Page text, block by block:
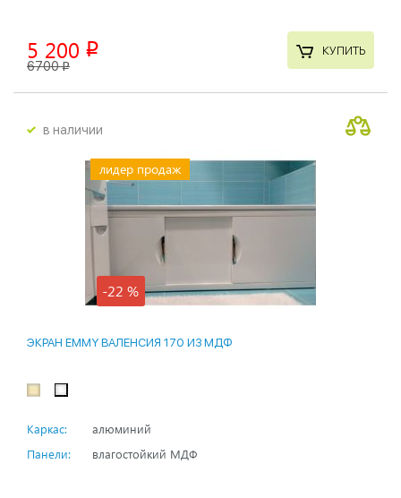
5 200 p
6700p
КУПИТЬ
в наличии
лидер продаж
-22 %
ЭКРАН EMMY ВАЛЕНСИЯ 170 ИЗ МДФ
Каркас:
алюминий
Панели:
влагостойкий МДФ